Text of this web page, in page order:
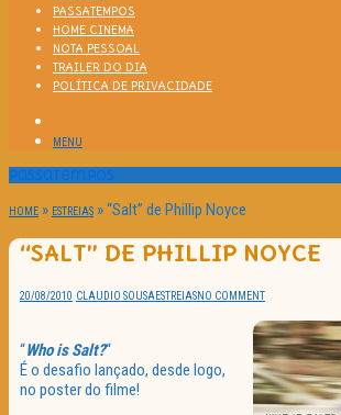
PASSATEMPOS
HOME CINEMA
NOTA PESSOAL
TRAILER DO DIA
POLÍTICA DE PRIVACIDADE
MENU
Passatempos
HOME » ESTREIAS »“Salt” de Phillip Noyce
“SALT” DE PHILLIP NOYCE
20/08/2010 CLAUDIO SOUSAESTREIASNO COMMENT
“Who is Salt?“
É o desafio lançado, desde logo,
no poster do filme!